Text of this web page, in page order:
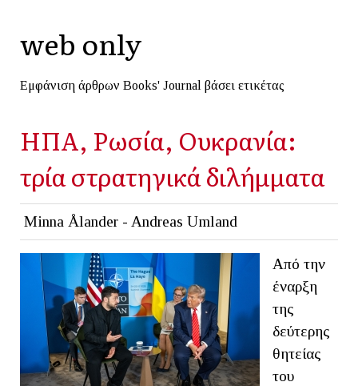
web only
Εμφάνιση άρθρων Books' Journal βάσει ετικέτας
ΗΠΑ, Ρωσία, Ουκρανία:
τρία στρατηγικά διλήμματα
Minna Ålander - Andreas Umland
Από την
έναρξη
της
δεύτερης
θητείας
του